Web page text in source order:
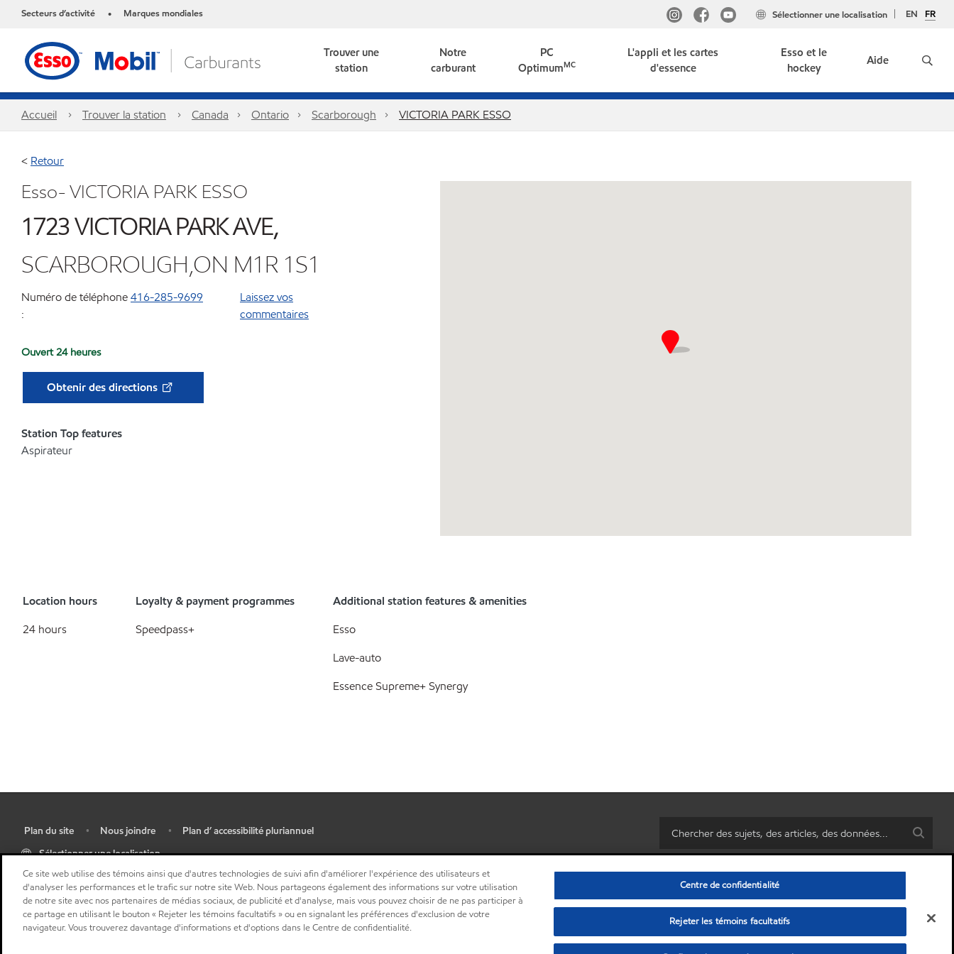
Secteurs d’activité • Marques mondiales EN FR
Sélectionner une localisation
Trouver une
station
Notre
carburant
PC
OptimumMC
L'appli et les cartes
d'essence
Esso et le
hockey
Aide
Accueil Trouver la station Canada Ontario Scarborough VICTORIA PARK ESSO
< Retour
Esso- VICTORIA PARK ESSO
1723 VICTORIA PARK AVE,
SCARBOROUGH,ON M1R 1S1
Numéro de téléphone
:
416-285-9699
Laissez vos
commentaires
Ouvert 24 heures
Obtenir des directions
Station Top features
Aspirateur
Location hours
24 hours
Loyalty & payment programmes
Speedpass+
Additional station features & amenities
Esso
Lave-auto
Essence Supreme+ Synergy
Plan du site • Nous joindre •
Plan d’ accessibilité pluriannuel
Sélectionner une localisation
• Centre de confidentialité (Ne pas vendre ou partager mes informations personnelles) • Politique de confidentialité
© Copyright 2003-2026Exxon Mobil Corporation. Tous les droits sont réservés.
Ce site web utilise des témoins ainsi que d'autres technologies de suivi afin d'améliorer l'expérience des utilisateurs et
d'analyser les performances et le trafic sur notre site Web. Nous partageons également des informations sur votre utilisation
de notre site avec nos partenaires de médias sociaux, de publicité et d'analyse, mais vous pouvez choisir de ne pas participer à
ce partage en utilisant le bouton « Rejeter les témoins facultatifs » ou en signalant les préférences d'exclusion de votre
navigateur. Vous trouverez davantage d'informations et d'options dans le Centre de confidentialité.
Centre de confidentialité
Rejeter les témoins facultatifs